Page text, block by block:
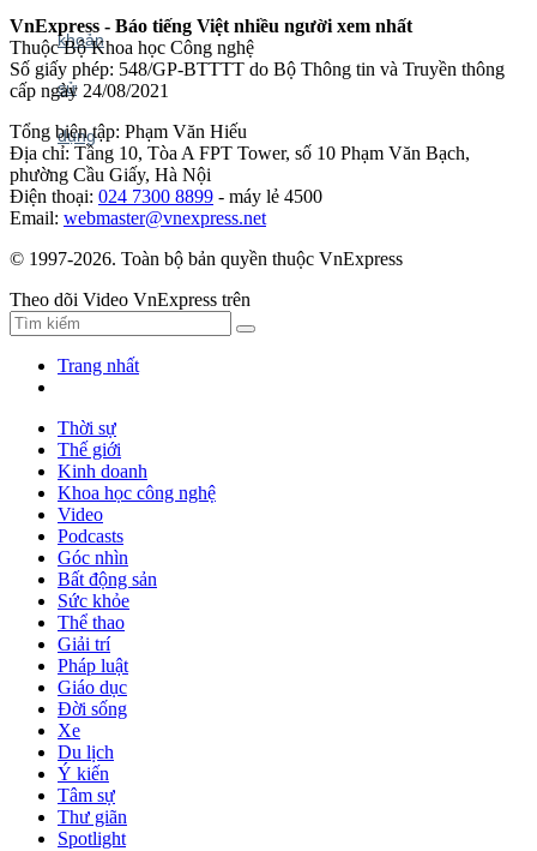
VnExpress - Báo tiếng Việt nhiều người xem nhất
Thuộc Bộ Khoa học Công nghệ
Số giấy phép: 548/GP-BTTTT do Bộ Thông tin và Truyền thông
cấp ngày 24/08/2021
Tổng biên tập: Phạm Văn Hiếu
Địa chỉ: Tầng 10, Tòa A FPT Tower, số 10 Phạm Văn Bạch,
phường Cầu Giấy, Hà Nội
Điện thoại: 024 7300 8899 - máy lẻ 4500
Email: webmaster@vnexpress.net
© 1997-2026. Toàn bộ bản quyền thuộc VnExpress
Theo dõi Video VnExpress trên
Trang nhất
Thời sự
Thế giới
Kinh doanh
Khoa học công nghệ
Video
Podcasts
Góc nhìn
Bất động sản
Sức khỏe
Thể thao
Giải trí
Pháp luật
Giáo dục
Đời sống
Xe
Du lịch
Ý kiến
Tâm sự
Thư giãn
Spotlight